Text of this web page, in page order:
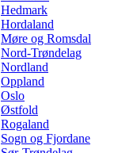
Hedmark
Hordaland
Møre og Romsdal
Nord-Trøndelag
Nordland
Oppland
Oslo
Østfold
Rogaland
Sogn og Fjordane